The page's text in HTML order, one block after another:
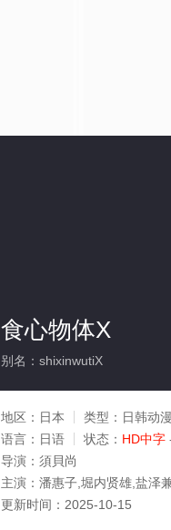
食心物体X
别名：shixinwutiX
地区： 日本 类型： 日韩动漫
语言： 日语 状态： HD中字
导演： 須貝尚
主演： 潘惠子,堀内贤雄,盐泽
更新时间： 2025-10-15